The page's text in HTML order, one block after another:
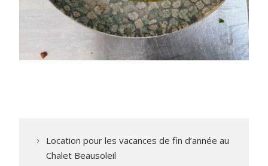
Location pour les vacances de fin d’année au
Chalet Beausoleil